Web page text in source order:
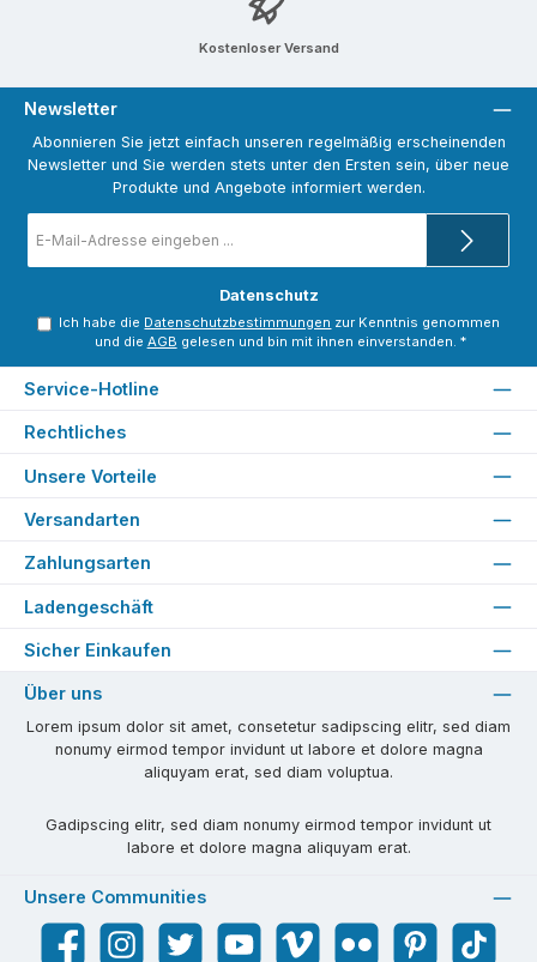
Kostenloser Versand
Newsletter
Abonnieren Sie jetzt einfach unseren regelmäßig erscheinenden
Newsletter und Sie werden stets unter den Ersten sein, über neue
Produkte und Angebote informiert werden.
Mail-
Adresse
Datenschutz
Ich habe die Datenschutzbestimmungen zur Kenntnis genommen
und die AGB gelesen und bin mit ihnen einverstanden. *
Service-Hotline
Rechtliches
Unsere Vorteile
Versandarten
Zahlungsarten
Ladengeschäft
Sicher Einkaufen
Über uns
Lorem ipsum dolor sit amet, consetetur sadipscing elitr, sed diam
nonumy eirmod tempor invidunt ut labore et dolore magna
aliquyam erat, sed diam voluptua.
Gadipscing elitr, sed diam nonumy eirmod tempor invidunt ut
labore et dolore magna aliquyam erat.
Unsere Communities
FacebookInstagram Twitter YouTube Vimeo Flickr Pinterest TikTok